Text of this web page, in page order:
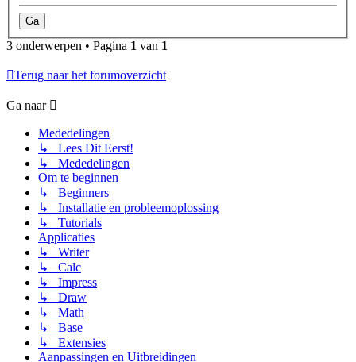
3 onderwerpen • Pagina 1 van 1
Terug naar het forumoverzicht
Ga naar
Mededelingen
↳ Lees Dit Eerst!
↳ Mededelingen
Om te beginnen
↳ Beginners
↳ Installatie en probleemoplossing
↳ Tutorials
Applicaties
↳ Writer
↳ Calc
↳ Impress
↳ Draw
↳ Math
↳ Base
↳ Extensies
Aanpassingen en Uitbreidingen